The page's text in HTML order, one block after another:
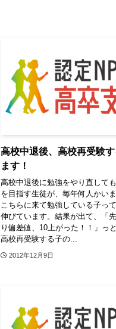
高校中退後、高校再受験
ます！
高校中退後に勉強をやり直して
を目指す生徒が、毎年何人かい
こちらに来て勉強している子っ
伸びています。結果が出て、「
り偏差値、10上がった！！」っ
高校再受験する子の...
2012年12月9日